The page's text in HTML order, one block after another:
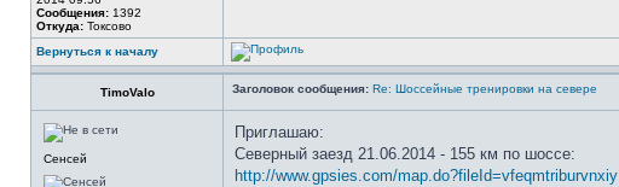
Сообщения: 1392
Откуда: Токсово
Вернуться к началу
TimoValo Заголовок сообщения: Re: Шоссейные тренировки на севере
Сенсей
Приглашаю:
Северный заезд 21.06.2014 - 155 км по шоссе:
http://www.gpsies.com/map.do?fileId=vfeqmtriburvnxiy